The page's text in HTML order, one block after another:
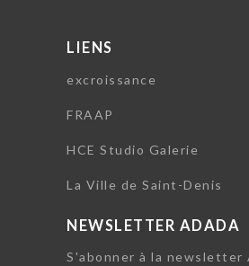
LIENS
excroissance
FRAAP
HCE Studio Galerie
La Ville de Saint-Denis
NEWSLETTER ADADA
S'abonner à la newsletter